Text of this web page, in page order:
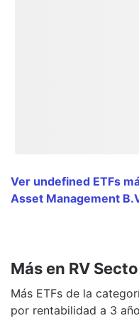
Ver undefined ETFs
Asset Management
Más en RV
Más ETFs de la
por rentabilidad a 3